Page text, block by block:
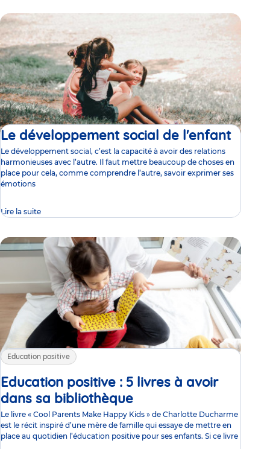
Le développement social de l'enfantArticle
Le développement social, c’est la capacité à avoir des relations
harmonieuses avec l’autre. Il faut mettre beaucoup de choses en
place pour cela, comme comprendre l’autre, savoir exprimer ses
émotions
Lire la suite
Education positive
Education positive : 5 livres à avoir
dans sa bibliothèque
Le livre « Cool Parents Make Happy Kids » de Charlotte Ducharme
est le récit inspiré d’une mère de famille qui essaye de mettre en
place au quotidien l’éducation positive pour ses enfants. Si ce livre